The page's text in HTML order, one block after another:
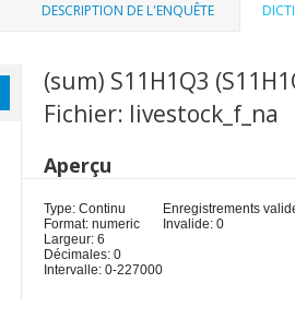
DESCRIPTION DE L'ENQUÊTE
(sum) S11H1Q3
Fichier: livestock_f_na
Aperçu
Type: Continu
Format: numeric
Largeur: 6
Décimales: 0
Intervalle: 0-227000
Enregistrements
Invalide: 0